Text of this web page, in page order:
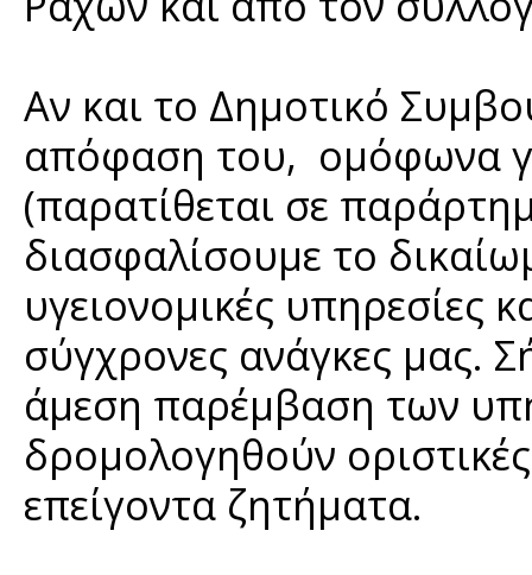
Αν και το Δημοτικό
απόφαση του, ομόφωνα
(παρατίθεται σε
διασφαλίσουμε το
υγειονομικές υπηρεσίες
σύγχρονες ανάγκες μας.
άμεση παρέμβαση των
δρομολογηθούν
επείγοντα ζητήματα.